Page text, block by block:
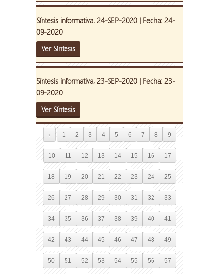
Síntesis informativa, 24-SEP-2020 | Fecha: 24-
09-2020
Ver Síntesis
Síntesis informativa, 23-SEP-2020 | Fecha: 23-
09-2020
Ver Síntesis
‹ 1 2 3 4 5 6 7 8 9
10 11 12 13 14 15 16 17
18 19 20 21 22 23 24 25
26 27 28 29 30 31 32 33
34 35 36 37 38 39 40 41
42 43 44 45 46 47 48 49
50 51 52 53 54 55 56 57